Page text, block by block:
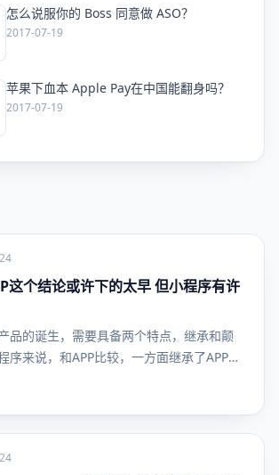
怎么说服你的 Boss 同意做 ASO？
2017-07-19
苹果下血本 Apple Pay在中国能翻身吗？
2017-07-19
这个结论或许下的太早 但小程序有许
品的诞生，需要具备两个特点，继承和颠
序来说，和APP比较，一方面继承了APP